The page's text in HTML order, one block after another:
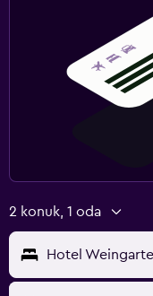
2 konuk, 1 oda
Hotel